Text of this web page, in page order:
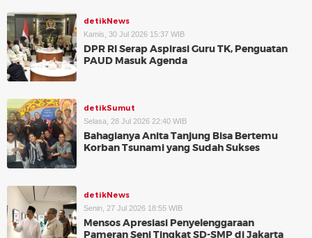
detikNews
Kamis, 30 Jul 2026 15:37 WIB
DPR RI Serap Aspirasi Guru TK, Penguatan
PAUD Masuk Agenda
detikSumut
Selasa, 28 Jul 2026 22:40 WIB
Bahagianya Anita Tanjung Bisa Bertemu
Korban Tsunami yang Sudah Sukses
detikNews
Senin, 27 Jul 2026 18:55 WIB
Mensos Apresiasi Penyelenggaraan
Pameran Seni Tingkat SD-SMP di Jakarta